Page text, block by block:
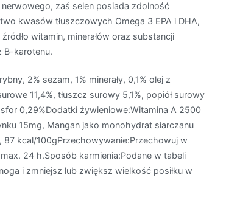
zaś selen posiada zdolność
kwasów tłuszczowych Omega 3 EPA i DHA,
witamin, minerałów oraz substancji
karotenu.
2% sezam, 1% minerały, 0,1% olej z
11,4%, tłuszcz surowy 5,1%, popiół surowy
0,29%Dodatki żywieniowe:Witamina A 2500
15mg, Mangan jako monohydrat siarczanu
kcal/100gPrzechowywanie:Przechowuj w
24 h.Sposób karmienia:Podane w tabeli
i zmniejsz lub zwiększ wielkość posiłku w